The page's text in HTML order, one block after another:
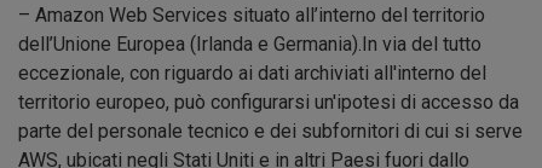
– Amazon Web Services situato all’interno del territorio
dell’Unione Europea (Irlanda e Germania).In via del tutto
eccezionale, con riguardo ai dati archiviati all'interno del
territorio europeo, può configurarsi un'ipotesi di accesso da
parte del personale tecnico e dei subfornitori di cui si serve
AWS, ubicati negli Stati Uniti e in altri Paesi fuori dallo